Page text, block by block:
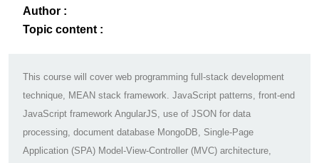
Programming
Author :
Topic content :
This course will cover web programming full-stack development
technique, MEAN stack framework. JavaScript patterns, front-end
JavaScript framework AngularJS, use of JSON for data
processing, document database MongoDB, Single-Page
Application (SPA) Model-View-Controller (MVC) architecture,